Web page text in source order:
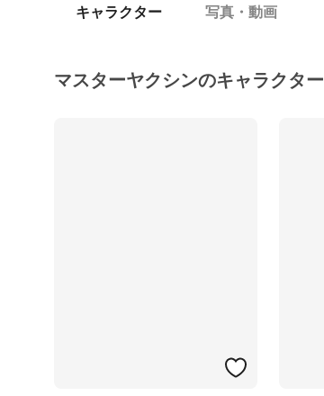
キャラクター 写真・動画
マスターヤクシンのキャラクター